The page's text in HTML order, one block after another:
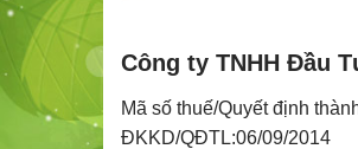
Công ty TNHH Đầu
Mã số thuế/Quyết định
ĐKKD/QĐTL:06/09/2014